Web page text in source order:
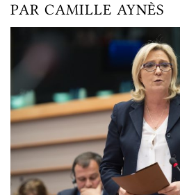
PAR CAMILLE AYNÈS